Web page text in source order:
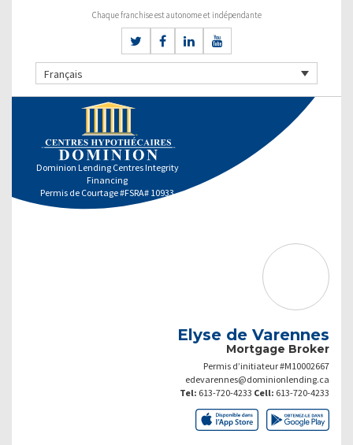
Chaque franchise est autonome et indépendante
Français
Dominion Lending Centres Integrity
Financing
Permis de Courtage #FSRA# 10933
Elyse de Varennes
Mortgage Broker
Permis d’initiateur #M10002667
edevarennes@dominionlending.ca
Tel: 613-720-4233 Cell: 613-720-4233